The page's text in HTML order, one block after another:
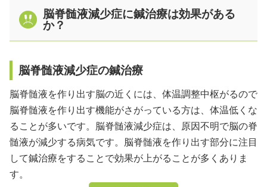
脳脊髄液減少症に鍼治療は効果がある
か？
脳脊髄液減少症の鍼治療
脳脊髄液を作り出す脳の近くには、体温調整中枢がるので
脳脊髄液を作り出す機能がさがっている方は、体温低くな
ることが多いです。脳脊髄液減少症は、原因不明で脳の脊
髄液が減少する病気です。脳脊髄液を作り出す部分に注目
して鍼治療をすることで効果が上がることが多くありま
す。